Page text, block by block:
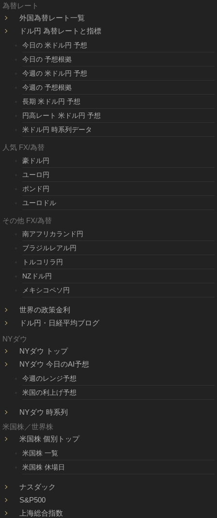
為替レート
外国為替レート一覧
ドル円 為替レートと指標
今日の 米ドル円 予想
今日の 予想根拠
今週の 米ドル円 予想
今週の 予想根拠
長期 米ドル円 予想
円高レート 米ドル円 予想
米ドル円 時系列データ
人気 FX/為替
豪ドル円
ユーロ円
ポンド円
ユーロドル
その他 FX/為替
南アフリカランド円
ブラジルレアル円
トルコリラ円
NZドル円
メキシコペソ円
世界の政策金利
ドル円・日経平均ブログ
NYダウ
NYダウ トップ
NYダウ 今日のAI予想
今週のレンジ予想
米国の利上げ予想
NYダウ 時系列
米国株／世界株
米国株 個別トップ
米国株 一覧
米国株 休場日
ナスダック
S&P500
上海総合指数